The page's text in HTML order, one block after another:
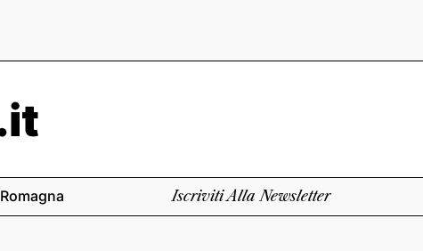
Romagna Iscriviti Alla Newsletter